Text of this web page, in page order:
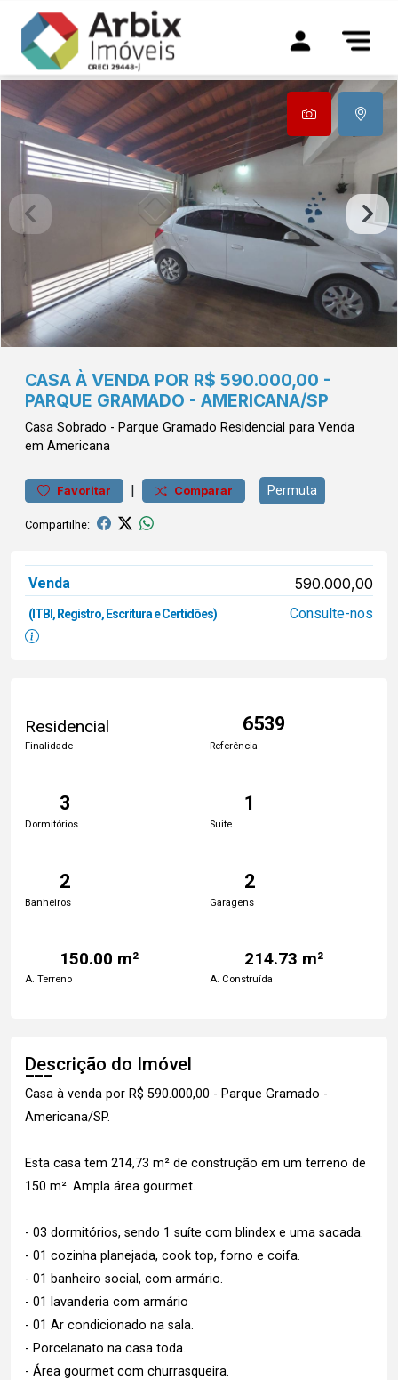
CASA À VENDA POR R$ 590.000,00 -
PARQUE GRAMADO - AMERICANA/SP
Casa Sobrado - Parque Gramado Residencial para Venda
em Americana
Favoritar | Comparar Permuta
Compartilhe:
Venda 590.000,00
(ITBI, Registro, Escritura e Certidões) Consulte-nos
Residencial
Finalidade
6539
Referência
3
Dormitórios
1
Suite
2
Banheiros
2
Garagens
150.00 m²
A. Terreno
214.73 m²
A. Construída
Descrição do Imóvel
Casa à venda por R$ 590.000,00 - Parque Gramado -
Americana/SP.
Esta casa tem 214,73 m² de construção em um terreno de
150 m². Ampla área gourmet.
- 03 dormitórios, sendo 1 suíte com blindex e uma sacada.
- 01 cozinha planejada, cook top, forno e coifa.
- 01 banheiro social, com armário.
- 01 lavanderia com armário
- 01 Ar condicionado na sala.
- Porcelanato na casa toda.
- Área gourmet com churrasqueira.